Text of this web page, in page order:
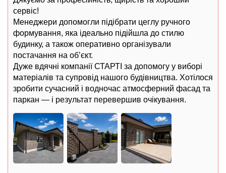
Дуже вдячні компанії СТАРТІ за допомогу у виборі
матеріалів та супровід нашого будівництва. Хотілося
зробити сучасний і водночас атмосферний фасад та
паркан — і результат перевершив очікування.
Менеджери допомогли підібрати цеглу ручного
формування, яка ідеально підійшла до стилю
будинку, а також оперативно організували
постачання на об’єкт.
сервіс!